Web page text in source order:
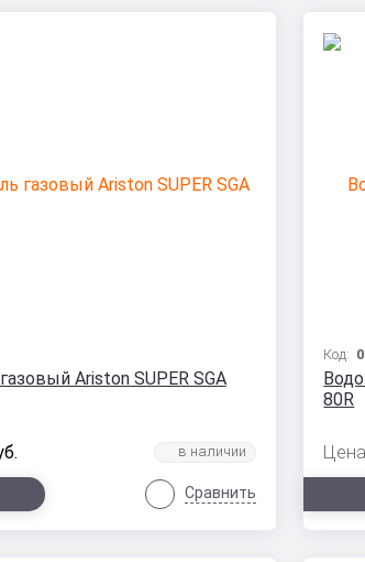
Ariston SUPER SGA
Сравнить
Код:
80R